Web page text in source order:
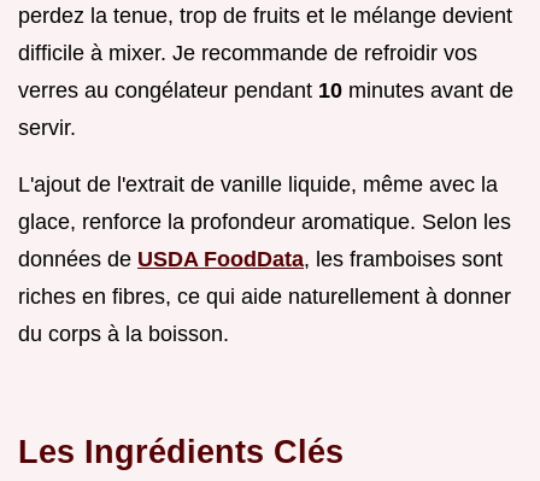
perdez la tenue, trop de fruits et le mélange devient
difficile à mixer. Je recommande de refroidir vos
verres au congélateur pendant 10 minutes avant de
servir.
L'ajout de l'extrait de vanille liquide, même avec la
glace, renforce la profondeur aromatique. Selon les
données de USDA FoodData, les framboises sont
riches en fibres, ce qui aide naturellement à donner
du corps à la boisson.
Les Ingrédients Clés